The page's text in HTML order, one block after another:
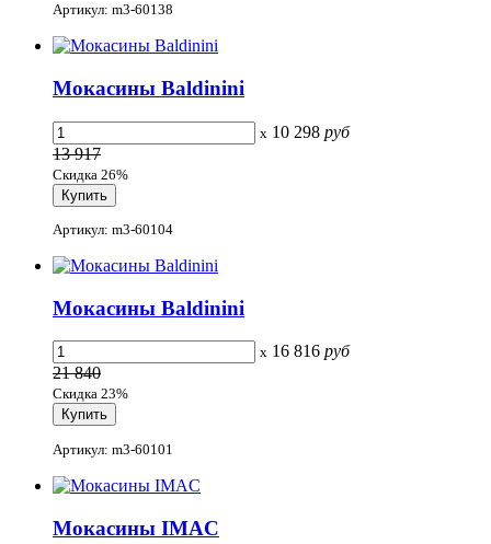
Артикул: m3-60138
Мокасины Baldinini
x 10 298 руб
13 917
Скидка 26%
Артикул: m3-60104
Мокасины Baldinini
x 16 816 руб
21 840
Скидка 23%
Артикул: m3-60101
Мокасины IMAC